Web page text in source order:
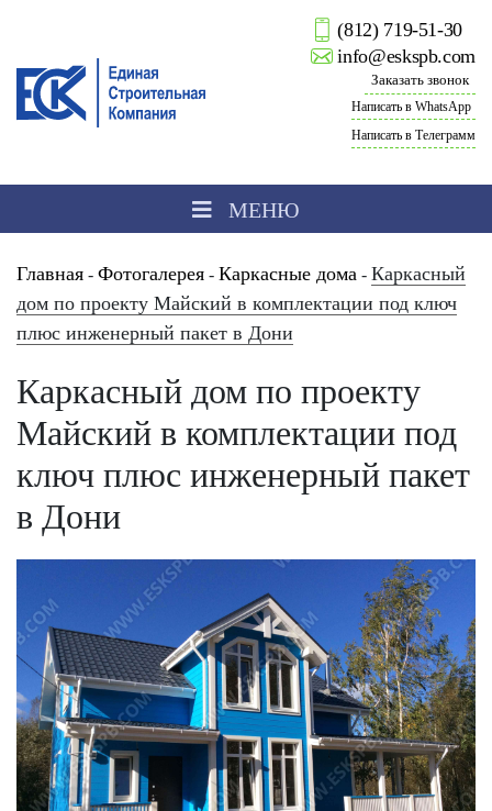
(812) 719-51-30
info@eskspb.com
Заказать звонок
Написать в WhatsApp
Написать в Телеграмм
МЕНЮ
Главная - Фотогалерея - Каркасные дома - Каркасный
дом по проекту Майский в комплектации под ключ
плюс инженерный пакет в Дони
Каркасный дом по проекту
Майский в комплектации под
ключ плюс инженерный пакет
в Дони